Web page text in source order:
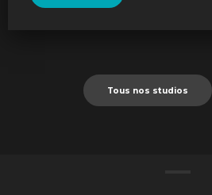
Tous nos studios